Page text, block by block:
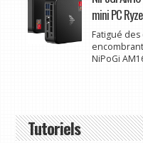
mini PC
Fatigué
NiPoGi
Tutoriels